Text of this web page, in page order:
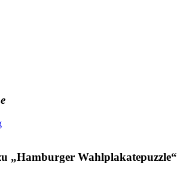
„Hamburger Wahlplakatepuzzle“